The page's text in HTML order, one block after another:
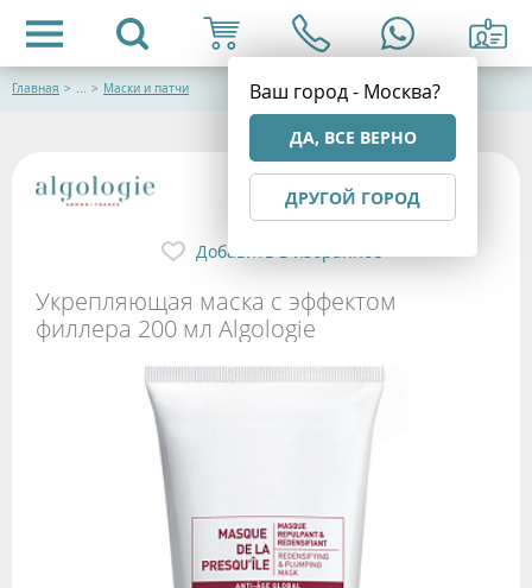
Ваш город - Москва?
ДА, ВСЕ ВЕРНО
ДРУГОЙ ГОРОД
Главная > ... > Маски и патчи
Укрепляющая маска с эффектом
филлера 200 мл Algologie
Добавить в избранное